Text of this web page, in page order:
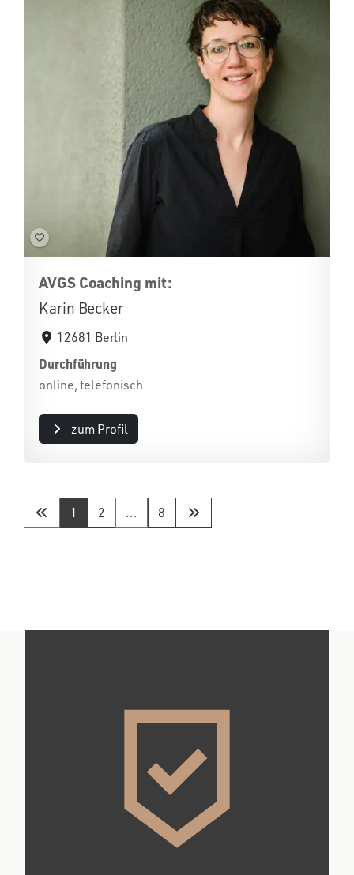
AVGS Coaching mit:
Karin Becker
12681 Berlin
Durchführung
online, telefonisch
zum Profil
1 2 ... 8